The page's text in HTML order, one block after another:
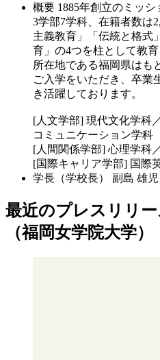
概要 1885年創立のミッシ
3学部7学科、在籍者数は
主義教育」「伝統と格式
育」の4つを柱として教育
所在地である福岡県はも
ご入学をいただき、卒業
き活躍しております。
[人文学部] 現代文化学科
コミュニケーション学科
[人間関係学部] 心理学科
[国際キャリア学部] 国際
学長（学校長）
副島 雄児
最近のプレスリリー
（福岡女学院大学）